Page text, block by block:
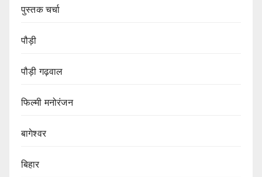
पुस्तक चर्चा
पौड़ी
पौड़ी गढ़वाल
फिल्मी मनोरंजन
बागेश्वर
बिहार